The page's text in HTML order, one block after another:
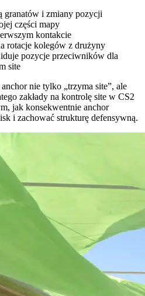
granatów i zmiany pozycji
części mapy
kontakcie
rotacje kolegów z drużyny
pozycje przeciwników dla
site
nie tylko „trzyma site”, ale
zakłady na kontrolę site w CS2
jak konsekwentnie anchor
i zachować strukturę defensywną.